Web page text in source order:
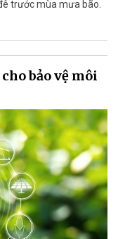
trước mùa mưa bão.
bảo vệ môi